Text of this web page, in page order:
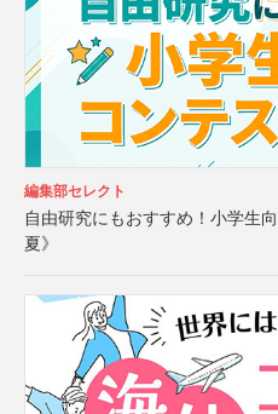
編集部セレクト
自由研究にもおすすめ！小学生
夏》